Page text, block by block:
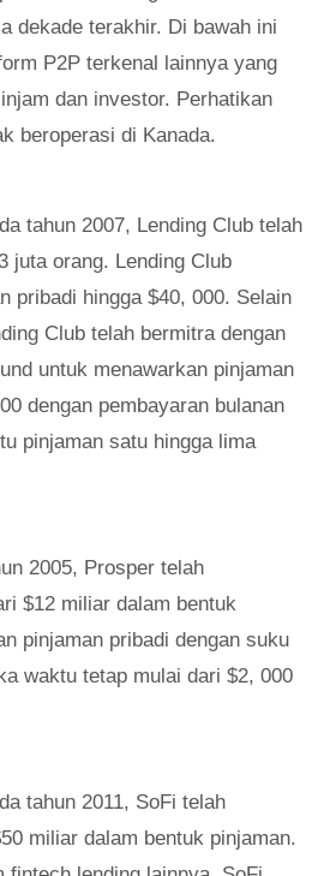
dekade terakhir. Di bawah ini
P2P terkenal lainnya yang
dan investor. Perhatikan
beroperasi di Kanada.
tahun 2007, Lending Club telah
juta orang. Lending Club
pribadi hingga $40, 000. Selain
Club telah bermitra dengan
untuk menawarkan pinjaman
dengan pembayaran bulanan
pinjaman satu hingga lima
2005, Prosper telah
$12 miliar dalam bentuk
pinjaman pribadi dengan suku
waktu tetap mulai dari $2, 000
tahun 2011, SoFi telah
miliar dalam bentuk pinjaman.